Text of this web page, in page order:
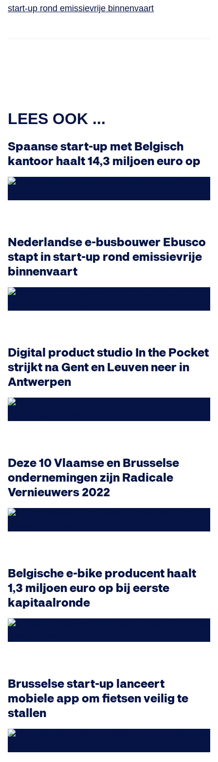
start-up rond emissievrije binnenvaart
LEES OOK ...
Spaanse start-up met Belgisch
kantoor haalt 14,3 miljoen euro op
Nederlandse e-busbouwer Ebusco
stapt in start-up rond emissievrije
binnenvaart
Digital product studio In the Pocket
strijkt na Gent en Leuven neer in
Antwerpen
Deze 10 Vlaamse en Brusselse
ondernemingen zijn Radicale
Vernieuwers 2022
Belgische e-bike producent haalt
1,3 miljoen euro op bij eerste
kapitaalronde
Brusselse start-up lanceert
mobiele app om fietsen veilig te
stallen